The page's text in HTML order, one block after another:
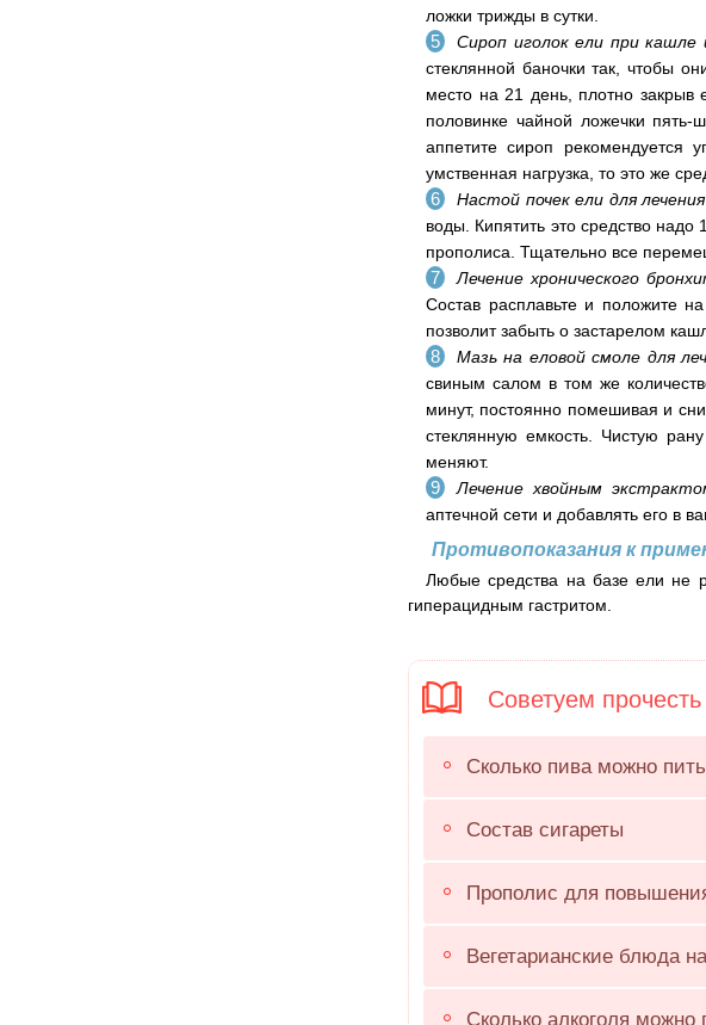
ложки трижды в сутки.
Сироп иголок ели при
стеклянной баночки так, чтобы
место на 21 день, плотно закрыв
половинке чайной ложечки
аппетите сироп рекомендуется
умственная нагрузка, то это же
Настой почек ели для
воды. Кипятить это средство
прополиса. Тщательно все
Лечение хронического
Состав расплавьте и положите
позволит забыть о застарелом
Мазь на еловой смоле для
свиным салом в том же
минут, постоянно помешивая и
стеклянную емкость. Чистую
меняют.
Лечение хвойным
аптечной сети и добавлять его в
Противопоказания к
Любые средства на базе ели не
гиперацидным гастритом.
Советуем прочесть
Сколько пива можно
Состав сигареты
Прополис для
Вегетарианские блюда
Сколько алкоголя можно